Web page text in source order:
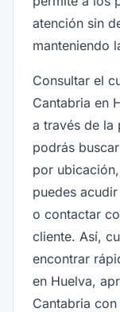
atención sin
manteniendo
Consultar el
Cantabria en
a través de
podrás
por
puedes
o contactar
cliente. Así,
encontrar
en Huelva,
Cantabria